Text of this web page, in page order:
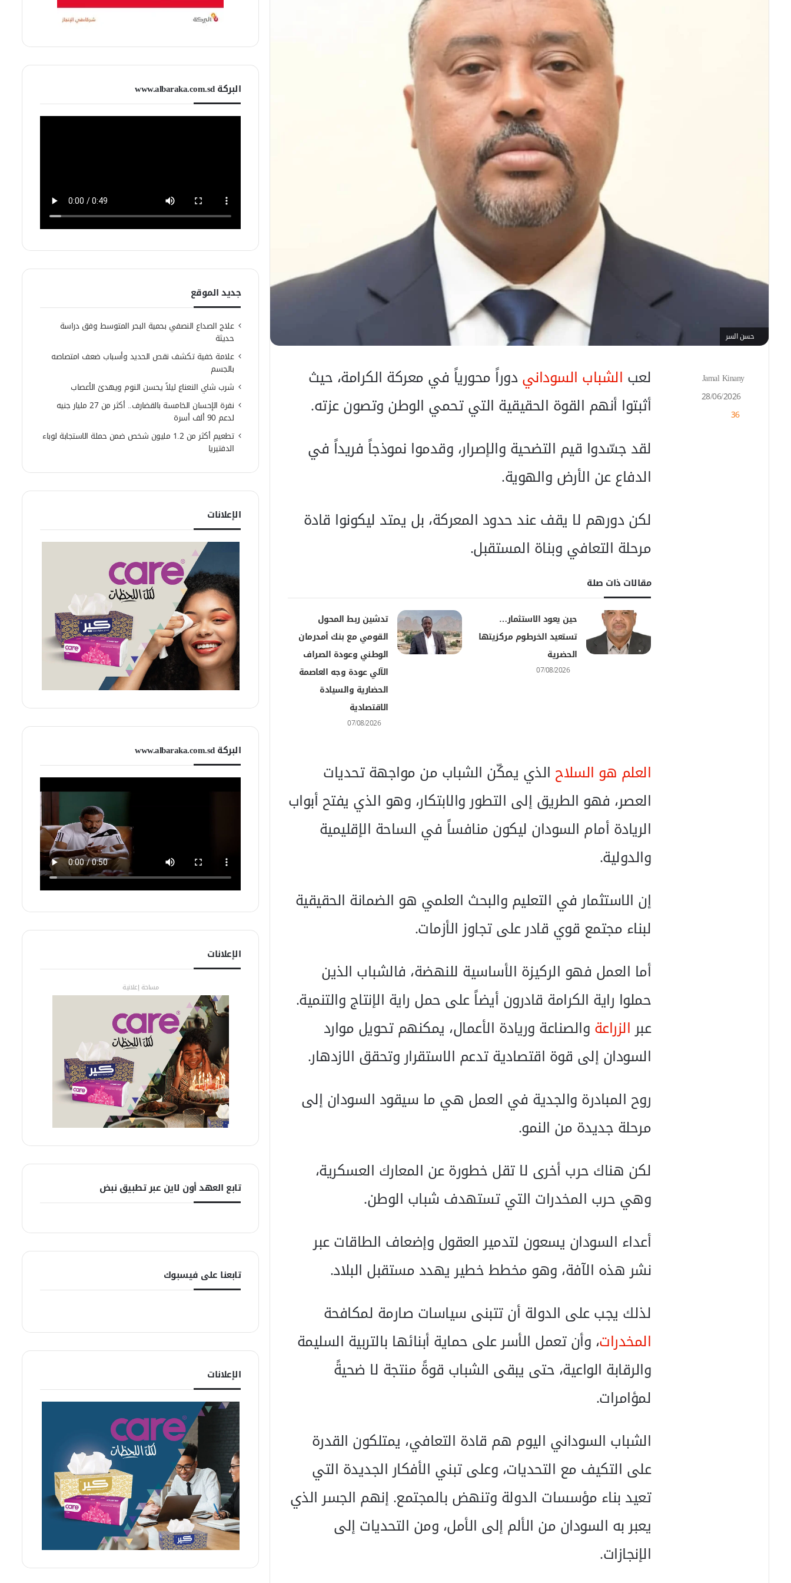
حسن السر
لعب الشباب السودانيدوراً محورياً في معركة الكرامة، حيث
أثبتوا أنهم القوة الحقيقية التي تحمي الوطن وتصون عزته.
لقد جسّدوا قيم التضحية والإصرار، وقدموا نموذجاً فريداً في
الدفاع عن الأرض والهوية.
لكن دورهم لا يقف عند حدود المعركة، بل يمتد ليكونوا قادة
مرحلة التعافي وبناة المستقبل.
مقالات ذات صلة
حين يعود الاستثمار…
تستعيد الخرطوم مركزيتها
الحضرية
07/08/2026
تدشين ربط المحول
القومي مع بنك أمدرمان
الوطني وعودة الصراف
الآلي عودة وجه العاصمة
الحضارية والسيادة
الاقتصادية
07/08/2026
العلم هو السلاح الذي يمكّن الشباب من مواجهة تحديات
العصر، فهو الطريق إلى التطور والابتكار، وهو الذي يفتح أبواب
الريادة أمام السودان ليكون منافساً في الساحة الإقليمية
والدولية.
إن الاستثمار في التعليم والبحث العلمي هو الضمانة الحقيقية
لبناء مجتمع قوي قادر على تجاوز الأزمات.
أما العمل فهو الركيزة الأساسية للنهضة، فالشباب الذين
حملوا راية الكرامة قادرون أيضاً على حمل راية الإنتاج والتنمية.
عبرالزراعةوالصناعة وريادة الأعمال، يمكنهم تحويل موارد
السودان إلى قوة اقتصادية تدعم الاستقرار وتحقق الازدهار.
روح المبادرة والجدية في العمل هي ما سيقود السودان إلى
مرحلة جديدة من النمو.
لكن هناك حرب أخرى لا تقل خطورة عن المعارك العسكرية،
وهي حرب المخدرات التي تستهدف شباب الوطن.
أعداء السودان يسعون لتدمير العقول وإضعاف الطاقات عبر
نشر هذه الآفة، وهو مخطط خطير يهدد مستقبل البلاد.
لذلك يجب على الدولة أن تتبنى سياسات صارمة لمكافحة
المخدرات، وأن تعمل الأسر على حماية أبنائها بالتربية السليمة
والرقابة الواعية، حتى يبقى الشباب قوةً منتجة لا ضحيةً
لمؤامرات.
الشباب السوداني اليوم هم قادة التعافي، يمتلكون القدرة
على التكيف مع التحديات، وعلى تبني الأفكار الجديدة التي
تعيد بناء مؤسسات الدولة وتنهض بالمجتمع. إنهم الجسر الذي
يعبر به السودان من الألم إلى الأمل، ومن التحديات إلى
الإنجازات.
Jamal Kinany
28/06/2026
36
البركة www.albaraka.com.sd
جديد الموقع
علاج الصداع النصفي بحمية البحر المتوسط وفق دراسة
حديثة
علامة خفية تكشف نقص الحديد وأسباب ضعف امتصاصه
بالجسم
شرب شاي النعناع ليلاً يحسن النوم ويهدئ الأعصاب
نفرة الإحسان الخامسة بالقضارف.. أكثر من 27 مليار جنيه
لدعم 90 ألف أسرة
تطعيم أكثر من 1.2 مليون شخص ضمن حملة الاستجابة لوباء
الدفتيريا
الإعلانات
البركة www.albaraka.com.sd
الإعلانات
مساحة إعلانية
تابع العهد أون لاين عبر تطبيق نبض
تابعنا على فيسبوك
الإعلانات